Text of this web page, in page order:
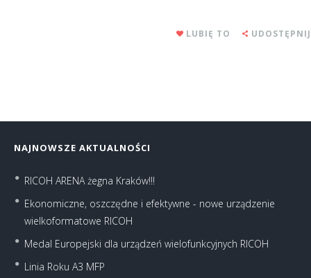
LUBIĘ TO UDOSTĘPNIJ
NAJNOWSZE AKTUALNOŚCI
RICOH ARENA żegna Kraków!!!
Ekonomiczne, oszczędne i efektywne - nowe urządzenie
wielkoformatowe RICOH
Medal Europejski dla urządzeń wielofunkcyjnych RICOH
Linia Roku A3 MFP